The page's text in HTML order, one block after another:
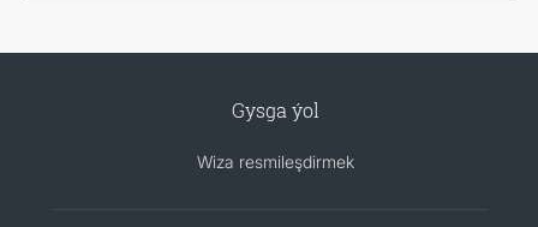
Gysga ýol
Wiza resmileşdirmek